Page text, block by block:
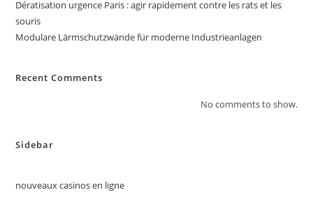
Dératisation urgence Paris : agir rapidement contre les rats et les
souris
Modulare Lärmschutzwände für moderne Industrieanlagen
Recent Comments
No comments to show.
Sidebar
nouveaux casinos en ligne